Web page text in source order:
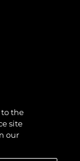
to the
site
our